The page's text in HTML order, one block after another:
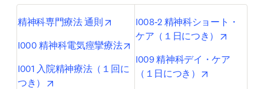
精神科専門療法 通則 opens in new tab/window
I000 精神科電気痙攣療法 opens in new tab/window
I001 入院精神療法（１回に
つき）
opens in new tab/window
I008-2 精神科ショート・
ケア（１日につき）
I009 精神科デイ・ケア
（１日につき）